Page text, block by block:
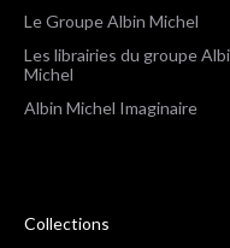
Le Groupe Albin Michel
Les librairies du groupe
Michel
Albin Michel Imaginaire
Collections